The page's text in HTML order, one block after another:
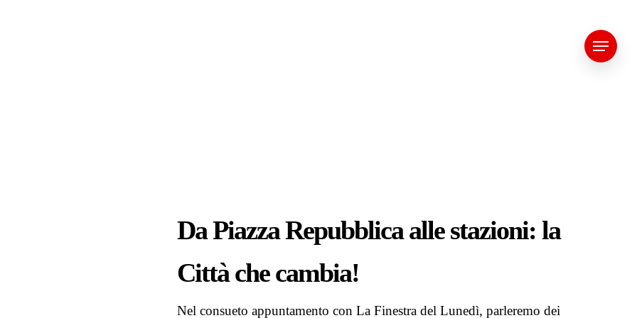
Menu
Da Piazza Repubblica alle stazioni: la
Città che cambia!
Nel consueto appuntamento con La Finestra del Lunedì, parleremo dei